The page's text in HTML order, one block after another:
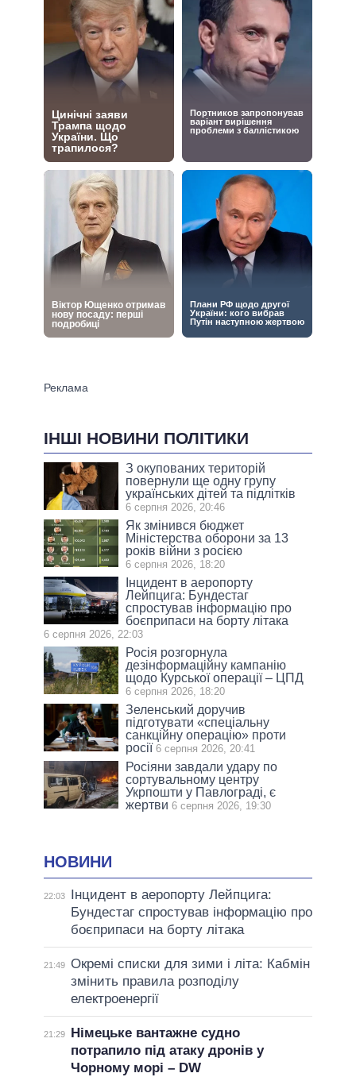
ІНШІ НОВИНИ ПОЛІТИКИ
З окупованих територій
повернули ще одну групу
українських дітей та підлітків
6 серпня 2026, 20:46
Як змінився бюджет
Міністерства оборони за 13
років війни з росією
6 серпня 2026, 18:20
Інцидент в аеропорту
Лейпцига: Бундестаг
спростував інформацію про
боєприпаси на борту літака
6 серпня 2026, 22:03
Росія розгорнула
дезінформаційну кампанію
щодо Курської операції – ЦПД
6 серпня 2026, 18:20
Зеленський доручив
підготувати «спеціальну
санкційну операцію» проти
росії 6 серпня 2026, 20:41
Росіяни завдали удару по
сортувальному центру
Укрпошти у Павлограді, є
жертви 6 серпня 2026, 19:30
НОВИНИ
22:03
Інцидент в аеропорту Лейпцига:
Бундестаг спростував інформацію про
боєприпаси на борту літака
21:49 Окремі списки для зими і літа: Кабмін
змінить правила розподілу
електроенергії
21:29
Німецьке вантажне судно
потрапило під атаку дронів у
Чорному морі – DW